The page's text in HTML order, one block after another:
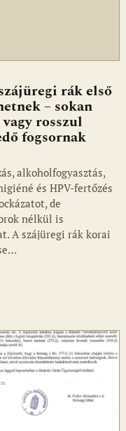
rák első
– sokan
rosszul
fogsornak
alkoholfogyasztás,
és HPV-fertőzés
de
nélkül is
A szájüregi rák korai